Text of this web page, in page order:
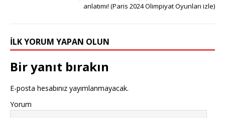
anlatımı! (Paris 2024 Olimpiyat Oyunları izle)
İLK YORUM YAPAN OLUN
Bir yanıt bırakın
E-posta hesabınız yayımlanmayacak.
Yorum